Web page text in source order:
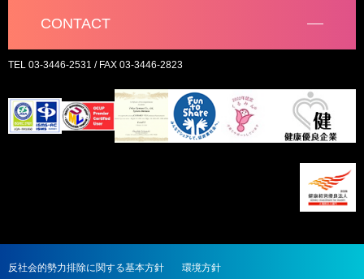
CONTACT
TEL 03-3446-2531 / FAX 03-3446-2823
反社会的勢力排除に関する基本方針 環境方針